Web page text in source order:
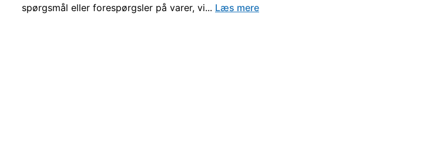
spørgsmål eller forespørgsler på varer, vi... Læs mere